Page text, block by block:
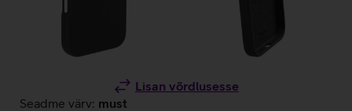
Lisan võrdlusesse
Seadme värv: must